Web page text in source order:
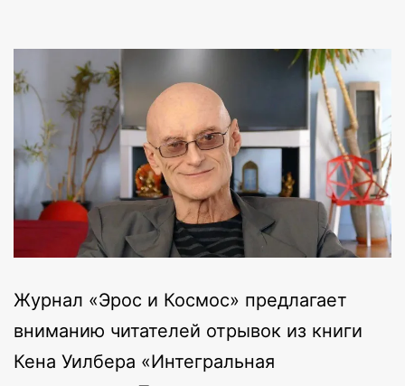
Журнал «Эрос и Космос» предлагает
вниманию читателей отрывок из книги
Кена Уилбера «Интегральная